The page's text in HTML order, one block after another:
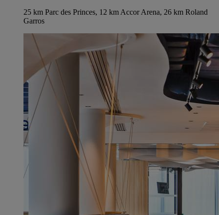
25 km Parc des Princes, 12 km Accor Arena, 26 km Roland
Garros